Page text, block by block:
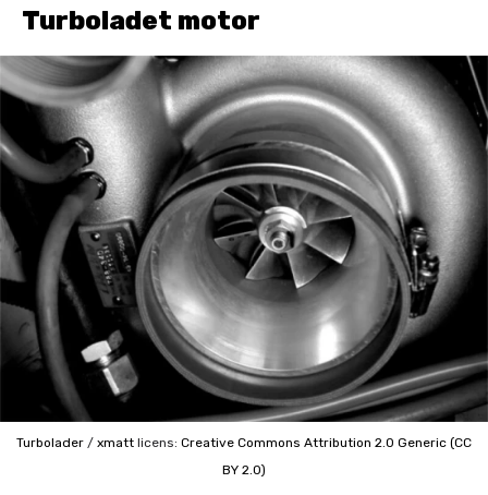
Turboladet motor
Turbolader / xmatt licens: Creative Commons Attribution 2.0 Generic (CC
BY 2.0)